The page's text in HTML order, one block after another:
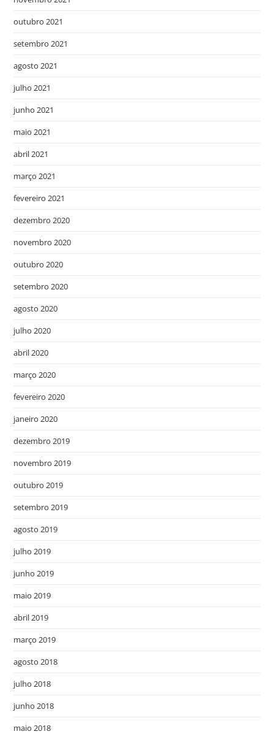
outubro 2021
setembro 2021
agosto 2021
julho 2021
junho 2021
maio 2021
abril 2021
março 2021
fevereiro 2021
dezembro 2020
novembro 2020
outubro 2020
setembro 2020
agosto 2020
julho 2020
abril 2020
março 2020
fevereiro 2020
janeiro 2020
dezembro 2019
novembro 2019
outubro 2019
setembro 2019
agosto 2019
julho 2019
junho 2019
maio 2019
abril 2019
março 2019
agosto 2018
julho 2018
junho 2018
maio 2018